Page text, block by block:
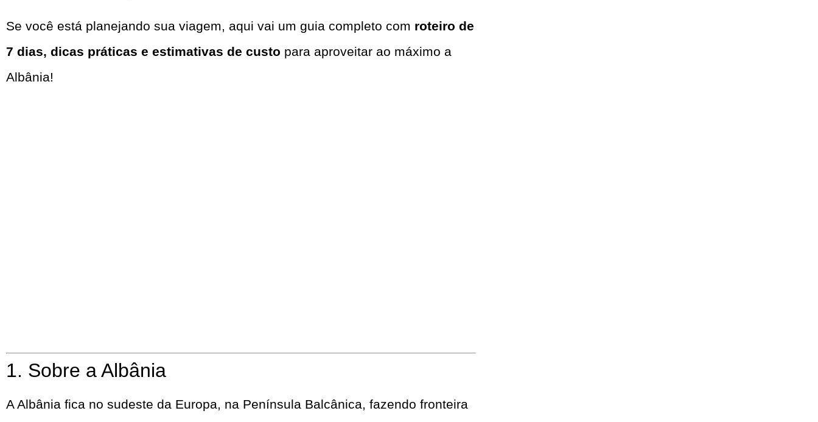
Se você está planejando sua viagem, aqui vai um guia completo com roteiro de
7 dias, dicas práticas e estimativas de custo para aproveitar ao máximo a
Albânia!
1. Sobre a Albânia
A Albânia fica no sudeste da Europa, na Península Balcânica, fazendo fronteira